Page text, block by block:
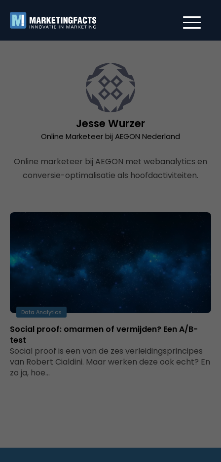
Jesse Wurzer
Online Marketeer bij AEGON Nederland
Online marketeer bij AEGON met webanalytics en
conversie-optimalisatie als hoofdactiviteiten.
Data Analytics
Social proof: omarmen of vermijden? Een A/B-
test
Social proof is een van de zes verleidingsprincipes
van Robert Cialdini. Maar werken deze ook echt? En
zo ja, hoe…